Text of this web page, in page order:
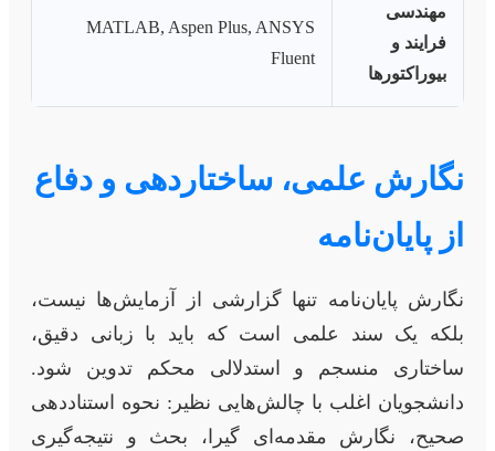
مهندسی
فرایند و
بیوراکتورها
MATLAB, Aspen Plus, ANSYS
Fluent
نگارش علمی، ساختاردهی و دفاع
از پایان‌نامه
نگارش پایان‌نامه تنها گزارشی از آزمایش‌ها نیست،
بلکه یک سند علمی است که باید با زبانی دقیق،
ساختاری منسجم و استدلالی محکم تدوین شود.
دانشجویان اغلب با چالش‌هایی نظیر: نحوه استناددهی
صحیح، نگارش مقدمه‌ای گیرا، بحث و نتیجه‌گیری